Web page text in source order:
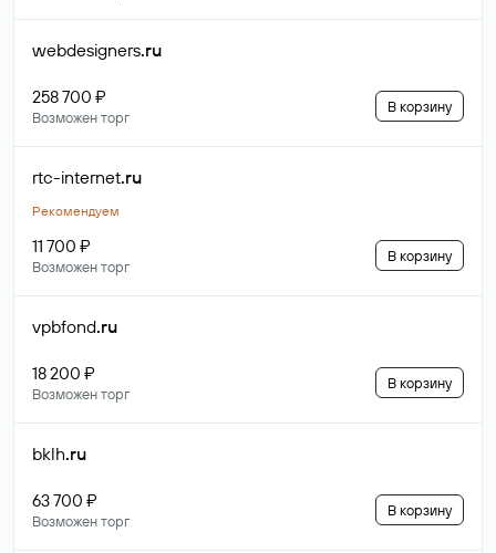
webdesigners.ru
258 700 ₽
Возможен торг
В корзину
rtc-internet.ru
Рекомендуем
11 700 ₽
Возможен торг
В корзину
vpbfond.ru
18 200 ₽
Возможен торг
В корзину
bklh.ru
63 700 ₽
Возможен торг
В корзину